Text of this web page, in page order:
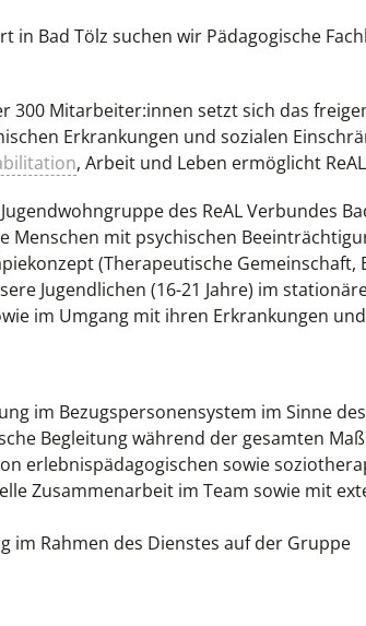
in Bad Tölz suchen wir Pädagogische
300 Mitarbeiter:innen setzt sich das
Erkrankungen und sozialen
, Arbeit und Leben ermöglicht
des ReAL Verbundes
Menschen mit psychischen
(Therapeutische Gemeinschaft,
Jugendlichen (16-21 Jahre) im
im Umgang mit ihren Erkrankungen
im Bezugspersonensystem im Sinne
Begleitung während der gesamten
erlebnispädagogischen sowie
Zusammenarbeit im Team sowie mit
im Rahmen des Dienstes auf der Gruppe